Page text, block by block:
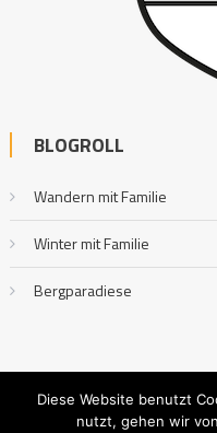
BLOGROLL
Wandern mit Familie
Winter mit Familie
Bergparadiese
Diese Website benutzt
nutzt, gehen wir